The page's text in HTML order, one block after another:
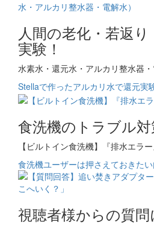
人間の老化・若返
実験！
水素水・還元水・アルカリ整水器
Stellaで作ったアルカリ水で還元実
食洗機のトラブル対
【ビルトイン食洗機】『排水エラ
食洗機ユーザーは押さえておきたい
視聴者様からの質問